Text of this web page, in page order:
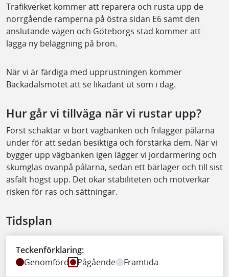
Trafikverket kommer att reparera och rusta upp de
norrgående ramperna på östra sidan E6 samt den
anslutande vägen och Göteborgs stad kommer att
lägga ny beläggning på bron.
När vi är färdiga med upprustningen kommer
Backadalsmotet att se likadant ut som i dag.
Hur går vi tillväga när vi rustar upp?
Först schaktar vi bort vägbanken och frilägger pålarna
under för att sedan besiktiga och förstärka dem. När vi
bygger upp vägbanken igen lägger vi jordarmering och
skumglas ovanpå pålarna, sedan ett bärlager och till sist
asfalt högst upp. Det ökar stabiliteten och motverkar
risken för ras och sättningar.
Tidsplan
Teckenförklaring:
Genomförd
Pågående Framtida